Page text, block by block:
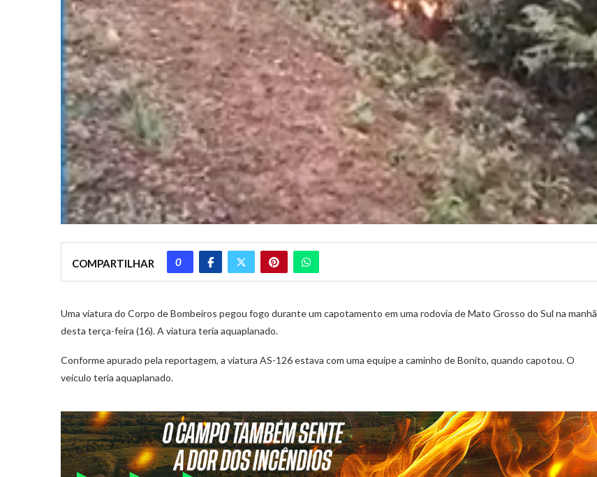
COMPARTILHAR 0
Uma viatura do Corpo de Bombeiros pegou fogo durante um capotamento em uma rodovia de Mato Grosso do Sul na manhã
desta terça-feira (16). A viatura teria aquaplanado.
Conforme apurado pela reportagem, a viatura AS-126 estava com uma equipe a caminho de Bonito, quando capotou. O
veículo teria aquaplanado.